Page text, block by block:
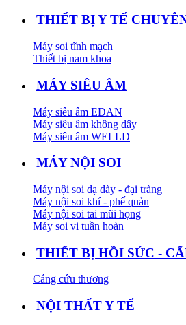
THIẾT BỊ Y TẾ
Máy soi tĩnh mạch
Thiết bị nam khoa
MÁY SIÊU ÂM
Máy siêu âm EDAN
Máy siêu âm không dây
Máy siêu âm WELLD
MÁY NỘI SOI
Máy nội soi dạ dày - đại tràng
Máy nội soi khí - phế quản
Máy nội soi tai mũi họng
Máy soi vi tuần hoàn
THIẾT BỊ HỒI SỨC -
Cáng cứu thương
NỘI THẤT Y TẾ